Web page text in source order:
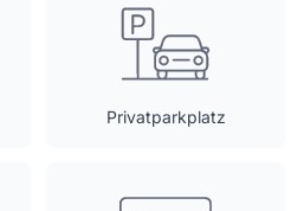
Privatparkplatz